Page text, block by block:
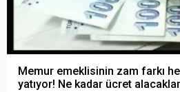
Memur emeklisinin zam farkı
yatıyor! Ne kadar ücret